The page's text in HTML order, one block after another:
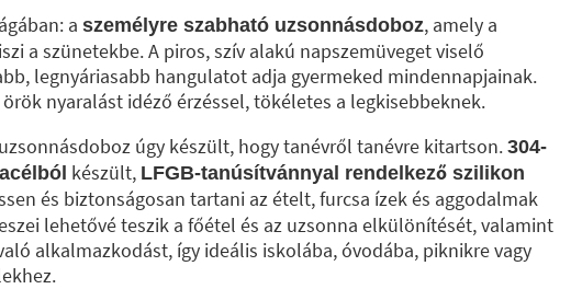
a személyre szabható uzsonnásdoboz, amely a
a szünetekbe. A piros, szív alakú napszemüveget viselő
legnyáriasabb hangulatot adja gyermeked mindennapjainak.
nyaralást idéző érzéssel, tökéletes a legkisebbeknek.
úgy készült, hogy tanévről tanévre kitartson.304-
készült, LFGB-tanúsítvánnyal rendelkező szilikon
és biztonságosan tartani az ételt, furcsa ízek és aggodalmak
lehetővé teszik a főétel és az uzsonna elkülönítését, valamint
alkalmazkodást, így ideális iskolába, óvodába, piknikre vagy